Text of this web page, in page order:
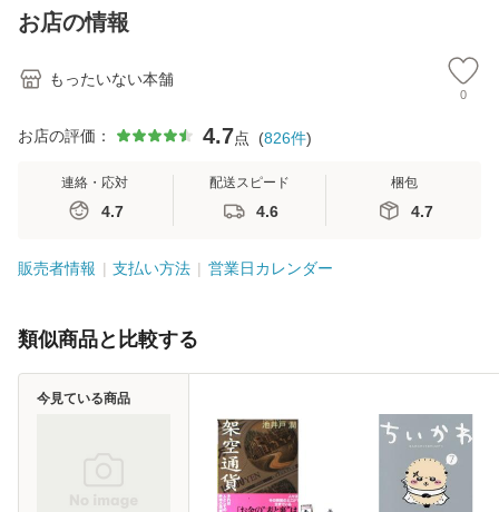
お店の情報
もったいない本舗
0
お店の評価： 4.7点 (826件)
連絡・応対
4.7
配送スピード
4.6
梱包
4.7
販売者情報 支払い方法 営業日カレンダー
類似商品と比較する
今見ている商品